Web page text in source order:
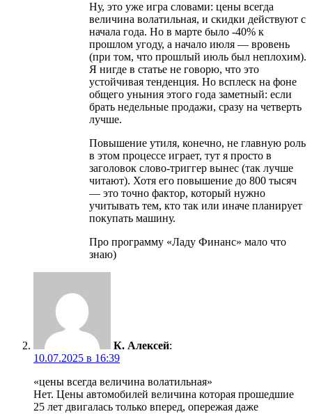
Ну, это уже игра словами: цены всегда
величина волатильная, и скидки действуют с
начала года. Но в марте было -40% к
прошлом угоду, а начало июля — вровень
(при том, что прошлый июль был неплохим).
Я нигде в статье не говорю, что это
устойчивая тенденция. Но всплеск на фоне
общего уныния этого года заметный: если
брать недельные продажи, сразу на четверть
лучше.
Повышение утиля, конечно, не главную роль
в этом процессе играет, тут я просто в
заголовок слово-триггер вынес (так лучше
читают). Хотя его повышение до 800 тысяч
— это точно фактор, который нужно
учитывать тем, кто так или иначе планирует
покупать машину.
Про программу «Ладу Финанс» мало что
знаю)
К. Алексей:
10.07.2025 в 16:39
«цены всегда величина волатильная»
Нет. Цены автомобилей величина которая прошедшие
25 лет двигалась только вперед, опережая даже